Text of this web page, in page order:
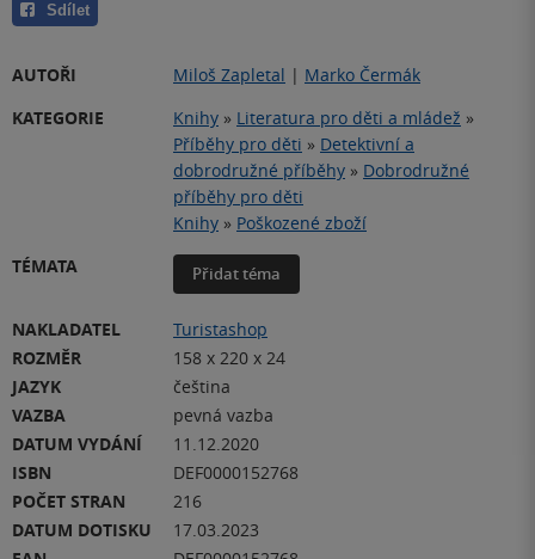
Sdílet
AUTOŘI Miloš Zapletal | Marko Čermák
KATEGORIE
Knihy » Literatura pro děti a mládež »
Příběhy pro děti » Detektivní a
dobrodružné příběhy » Dobrodružné
příběhy pro děti
Knihy » Poškozené zboží
TÉMATA
Přidat téma
NAKLADATEL
Turistashop
ROZMĚR
158 x 220 x 24
JAZYK
čeština
VAZBA
pevná vazba
DATUM VYDÁNÍ
11.12.2020
ISBN
DEF0000152768
POČET STRAN
216
DATUM DOTISKU
17.03.2023